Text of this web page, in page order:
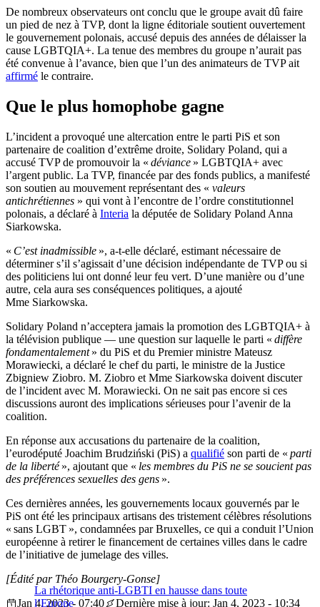
De nombreux observateurs ont conclu que le groupe avait dû faire
un pied de nez à TVP, dont la ligne éditoriale soutient ouvertement
le gouvernement polonais, accusé depuis des années de délaisser la
cause LGBTQIA+. La tenue des membres du groupe n’aurait pas
été convenue à l’avance, bien que l’un des animateurs de TVP ait
affirmé le contraire.
Que le plus homophobe gagne
L’incident a provoqué une altercation entre le parti PiS et son
partenaire de coalition d’extrême droite, Solidary Poland, qui a
accusé TVP de promouvoir la « déviance » LGBTQIA+ avec
l’argent public. La TVP, financée par des fonds publics, a manifesté
son soutien au mouvement représentant des « valeurs
antichrétiennes » qui vont à l’encontre de l’ordre constitutionnel
polonais, a déclaré à Interia la députée de Solidary Poland Anna
Siarkowska.
« C’est inadmissible », a-t-elle déclaré, estimant nécessaire de
déterminer s’il s’agissait d’une décision indépendante de TVP ou si
des politiciens lui ont donné leur feu vert. D’une manière ou d’une
autre, cela aura ses conséquences politiques, a ajouté
Mme Siarkowska.
Solidary Poland n’acceptera jamais la promotion des LGBTQIA+ à
la télévision publique — une question sur laquelle le parti « diffère
fondamentalement» du PiS et du Premier ministre Mateusz
Morawiecki, a déclaré le chef du parti, le ministre de la Justice
Zbigniew Ziobro. M. Ziobro et Mme Siarkowska doivent discuter
de l’incident avec M. Morawiecki. On ne sait pas encore si ces
discussions auront des implications sérieuses pour l’avenir de la
coalition.
En réponse aux accusations du partenaire de la coalition,
l’eurodéputé Joachim Brudziński (PiS) a qualifié son parti de « parti
de la liberté», ajoutant que « les membres du PiS ne se soucient pas
des préférences sexuelles des gens ».
Ces dernières années, les gouvernements locaux gouvernés par le
PiS ont été les principaux artisans des tristement célèbres résolutions
« sans LGBT », condamnées par Bruxelles, ce qui a conduit l’Union
européenne à retirer le financement de certaines villes dans le cadre
de l’initiative de jumelage des villes.
La rhétorique anti-LGBTI en hausse dans toute
l’Europe
[Édité par Théo Bourgery-Gonse]
Jan 4, 2023 - 07:40
Dernière mise à jour: Jan 4, 2023 - 10:34